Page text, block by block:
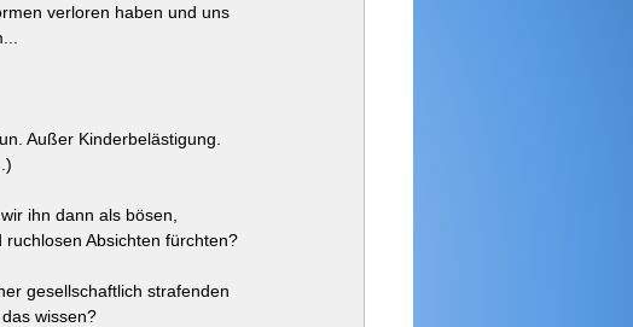
verloren haben und uns
Außer Kinderbelästigung.
ihn dann als bösen,
Absichten fürchten?
gesellschaftlich strafenden
wissen?